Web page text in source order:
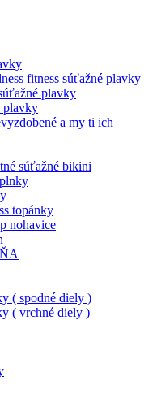
fitness súťažné plavky
plavky
plavky
a my ti ich
súťažné bikini
topánky
nohavice
( spodné diely )
( vrchné diely )